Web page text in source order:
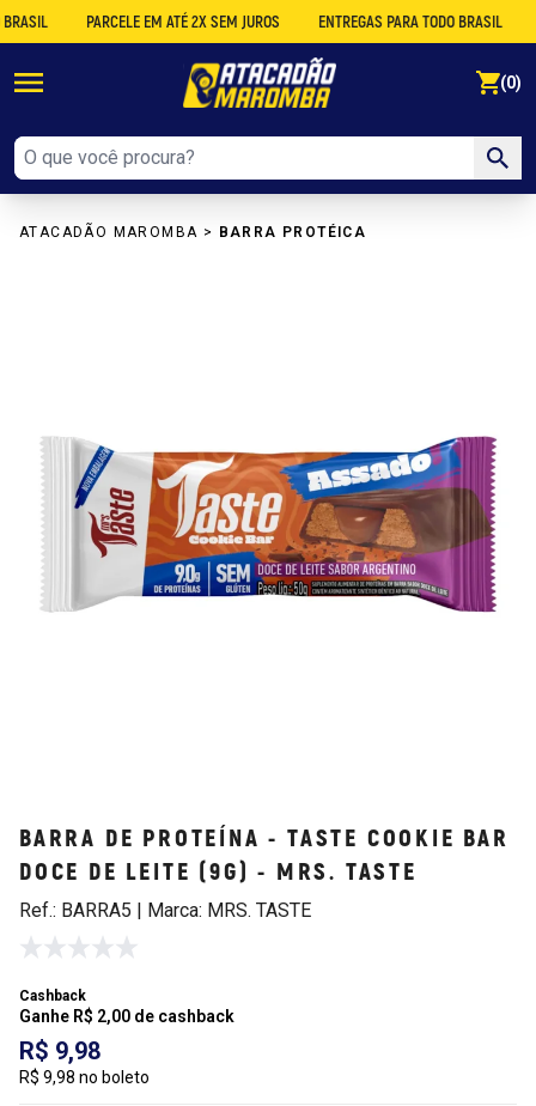
PARCELE EM ATÉ 2X SEM JUROS ENTREGAS PARA TODO BRASIL
(0)
ATACADÃO MAROMBA > BARRA PROTÉICA
BARRA DE PROTEÍNA - TASTE COOKIE BAR
DOCE DE LEITE (9G) - MRS. TASTE
Ref.: BARRA5 | Marca: MRS. TASTE
Cashback
Ganhe R$ 2,00 de cashback
R$ 9,98
R$ 9,98 no boleto